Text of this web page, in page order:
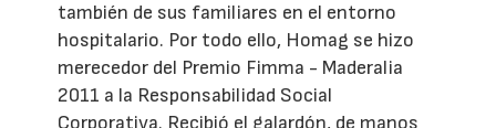
también de sus familiares en el entorno
hospitalario. Por todo ello, Homag se hizo
merecedor del Premio Fimma - Maderalia
2011 a la Responsabilidad Social